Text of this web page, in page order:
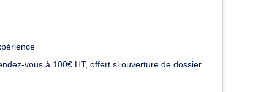
vous à 100€ HT, offert si ouverture de dossier